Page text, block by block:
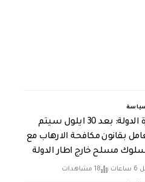
ادارة الدولة: بعد 30 ايلول سيتم
بقانون مكافحة الارهاب مع
مسلح خارج اطار الدولة
18 مشاهدات